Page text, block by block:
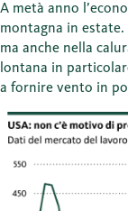
A metà anno
montagna in
ma anche nella
lontana in
a fornire vento in